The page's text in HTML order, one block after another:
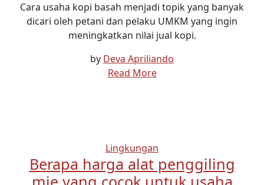
Cara usaha kopi basah menjadi topik yang banyak
dicari oleh petani dan pelaku UMKM yang ingin
meningkatkan nilai jual kopi.
by Deva Apriliando
Read More
Lingkungan
Berapa harga alat penggiling